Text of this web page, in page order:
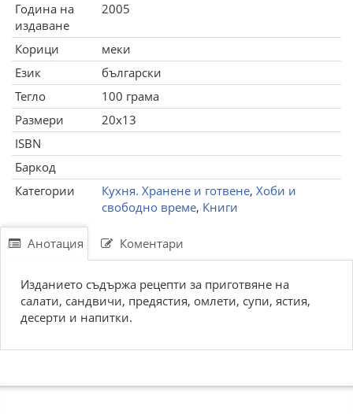
Година на
издаване
2005
Корици
меки
Език
български
Тегло
100 грама
Размери
20x13
ISBN
Баркод
Категории
Кухня. Хранене и готвене, Хоби и
свободно време, Книги
Анотация Коментари
Изданието съдържа рецепти за приготвяне на
салати, сандвичи, предястия, омлети, супи, ястия,
десерти и напитки.